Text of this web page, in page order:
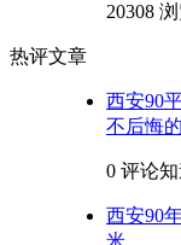
20308
热评文章
西安90
不后悔
0 评论
西安90